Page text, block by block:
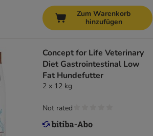
Zum Warenkorb
hinzufügen
Concept for Life Veterinary
Diet Gastrointestinal Low
Fat Hundefutter
2 x 12 kg
Not rated